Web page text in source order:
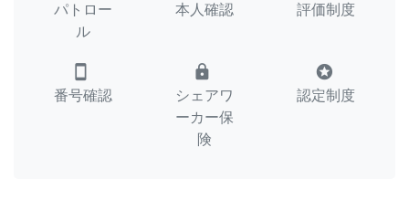
パトロー
ル
本人確認 評価制度
smartphone
番号確認
lock
シェアワ
ーカー保
険
stars
認定制度